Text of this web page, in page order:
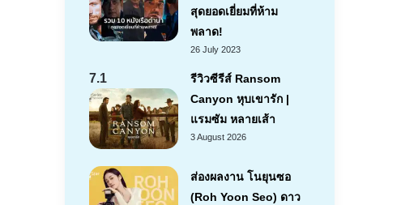
สุดยอดเยี่ยมที่ห้าม
พลาด!
26 July 2023
7.1
รีวิวซีรีส์ Ransom
Canyon หุบเขารัก |
แรมซัม หลายเส้า
3 August 2026
ส่องผลงาน โนยุนซอ
(Roh Yoon Seo) ดาว